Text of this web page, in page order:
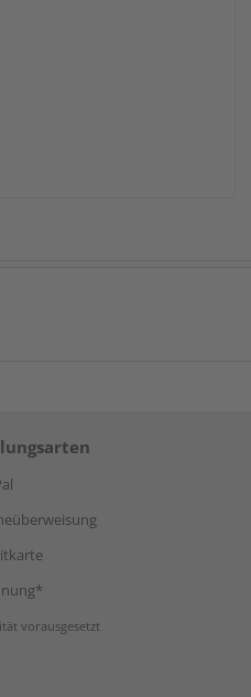
vorausgesetzt